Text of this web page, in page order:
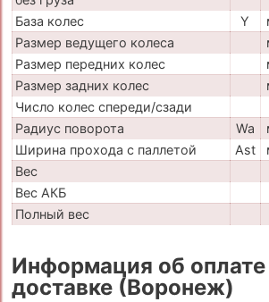
База колес
Y
Размер ведущего колеса
Размер передних колес
Размер задних колес
Число колес спереди/сзади
Радиус поворота
Wa
Ширина прохода с паллетой
Ast
Вес
Вес АКБ
Полный вес
Информация об оплате
доставке (Воронеж)